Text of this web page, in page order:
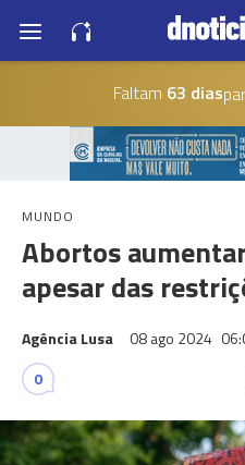
Faltam 63 dias
MUNDO
Abortos
apesar das
Agência Lusa 08 ago 2024
0